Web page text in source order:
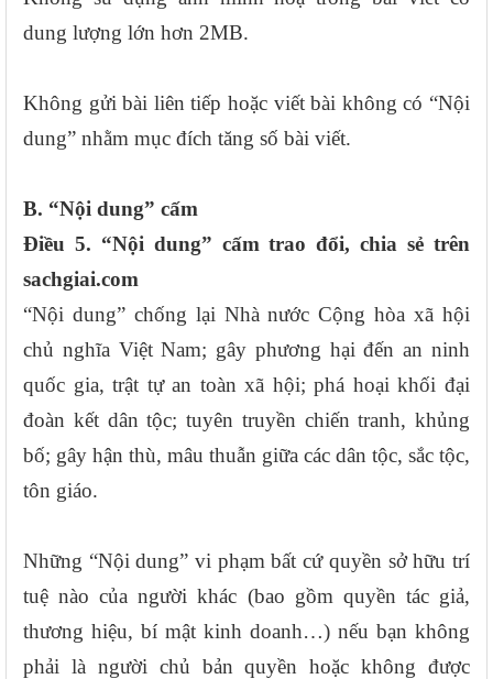
dung lượng lớn hơn 2MB.
Không gửi bài liên tiếp hoặc viết bài không có “Nội
dung” nhằm mục đích tăng số bài viết.
B. “Nội dung” cấm
Điều 5. “Nội dung” cấm trao đổi, chia sẻ trên
sachgiai.com
“Nội dung” chống lại Nhà nước Cộng hòa xã hội
chủ nghĩa Việt Nam; gây phương hại đến an ninh
quốc gia, trật tự an toàn xã hội; phá hoại khối đại
đoàn kết dân tộc; tuyên truyền chiến tranh, khủng
bố; gây hận thù, mâu thuẫn giữa các dân tộc, sắc tộc,
tôn giáo.
Những “Nội dung” vi phạm bất cứ quyền sở hữu trí
tuệ nào của người khác (bao gồm quyền tác giả,
thương hiệu, bí mật kinh doanh…) nếu bạn không
phải là người chủ bản quyền hoặc không được